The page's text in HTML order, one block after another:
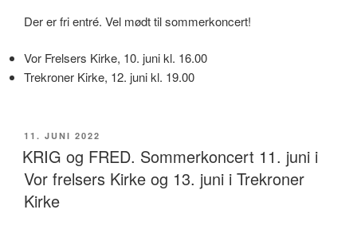
Der er fri entré. Vel mødt til sommerkoncert!
Vor Frelsers Kirke, 10. juni kl. 16.00
Trekroner Kirke, 12. juni kl. 19.00
UDGIVET
DEN
11. JUNI 2022
KRIG og FRED. Sommerkoncert 11. juni i
Vor frelsers Kirke og 13. juni i Trekroner
Kirke